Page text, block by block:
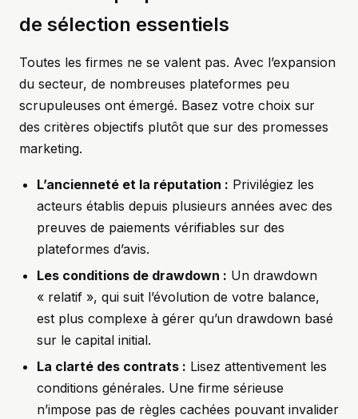
de sélection essentiels
Toutes les firmes ne se valent pas. Avec l’expansion
du secteur, de nombreuses plateformes peu
scrupuleuses ont émergé. Basez votre choix sur
des critères objectifs plutôt que sur des promesses
marketing.
L’ancienneté et la réputation : Privilégiez les
acteurs établis depuis plusieurs années avec des
preuves de paiements vérifiables sur des
plateformes d’avis.
Les conditions de drawdown : Un drawdown
« relatif », qui suit l’évolution de votre balance,
est plus complexe à gérer qu’un drawdown basé
sur le capital initial.
La clarté des contrats : Lisez attentivement les
conditions générales. Une firme sérieuse
n’impose pas de règles cachées pouvant invalider